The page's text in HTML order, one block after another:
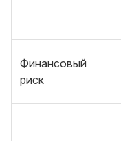
Финансовый
риск